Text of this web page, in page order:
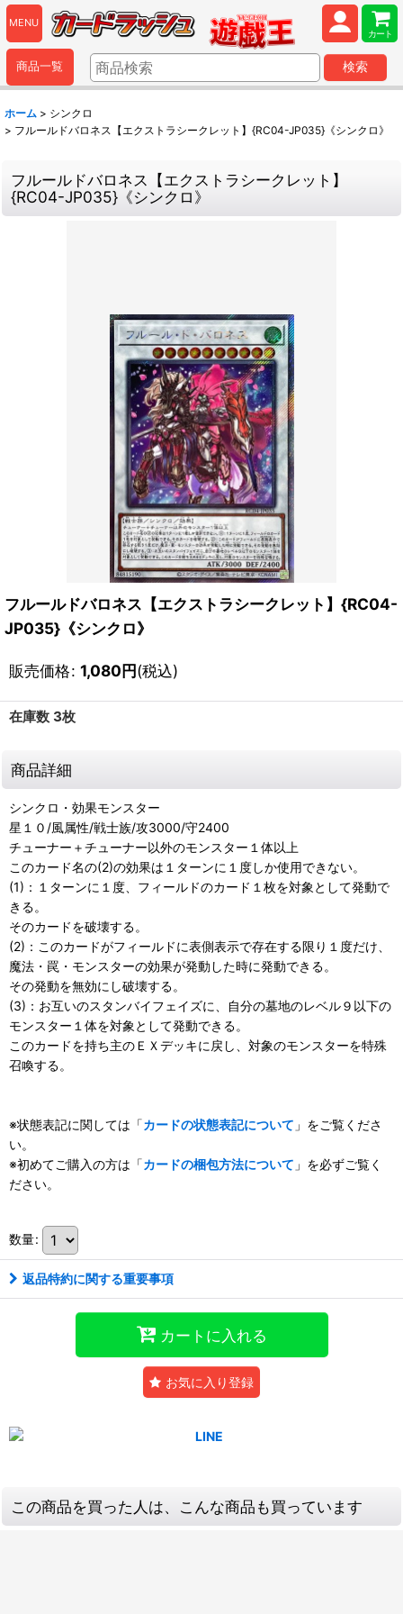
MENU
カート
商品一覧 検索
ホーム > シンクロ
> フルールドバロネス【エクストラシークレット】{RC04-JP035}《シンクロ》
フルールドバロネス【エクストラシークレット】
{RC04-JP035}《シンクロ》
フルールドバロネス【エクストラシークレット】{RC04-
JP035}《シンクロ》
販売価格: 1,080円(税込)
在庫数 3枚
商品詳細
シンクロ・効果モンスター
星１０/風属性/戦士族/攻3000/守2400
チューナー＋チューナー以外のモンスター１体以上
このカード名の(2)の効果は１ターンに１度しか使用できない。
(1)：１ターンに１度、フィールドのカード１枚を対象として発動で
きる。
そのカードを破壊する。
(2)：このカードがフィールドに表側表示で存在する限り１度だけ、
魔法・罠・モンスターの効果が発動した時に発動できる。
その発動を無効にし破壊する。
(3)：お互いのスタンバイフェイズに、自分の墓地のレベル９以下の
モンスター１体を対象として発動できる。
このカードを持ち主のＥＸデッキに戻し、対象のモンスターを特殊
召喚する。
※状態表記に関しては「カードの状態表記について 」をご覧くださ
い。
※初めてご購入の方は「カードの梱包方法について 」を必ずご覧く
ださい。
数量:
返品特約に関する重要事項
カートに入れる
お気に入り登録
この商品を買った人は、こんな商品も買っています